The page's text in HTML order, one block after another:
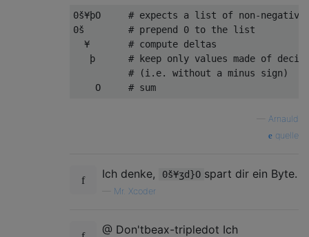
0š¥þO     # expects a list of non-
0š        # prepend 0 to the list
¥       # compute deltas
þ      # keep only values made of
# (i.e. without a minus sign)
Arnauld
quelle
Ich denke, 0š¥ʒd}O spart dir ein Byte.
Mr. Xcoder
@ Don'tbeax-tripledot Ich